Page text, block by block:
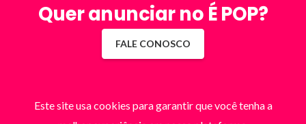
Quer anunciar no É POP?
FALE CONOSCO
Este site usa cookies para garantir que você tenha a